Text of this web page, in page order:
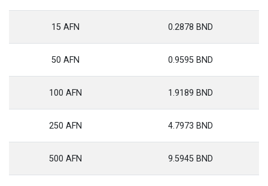
15 AFN 0.2878 BND
50 AFN 0.9595 BND
100 AFN 1.9189 BND
250 AFN 4.7973 BND
500 AFN 9.5945 BND